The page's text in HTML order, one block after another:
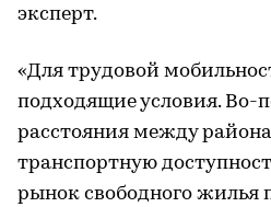
эксперт.
«Для трудовой
подходящие условия. Во-
расстояния между
транспортную
рынок свободного жилья